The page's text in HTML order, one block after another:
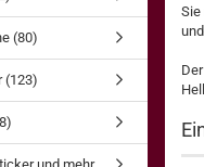
Sie
(80)
(123)